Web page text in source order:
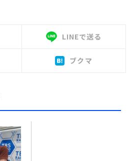
LINEで送る
ブクマ